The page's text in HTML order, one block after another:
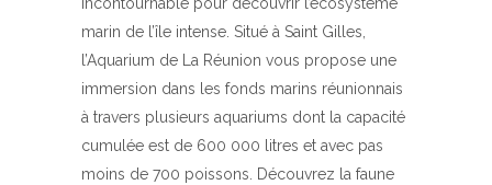
incontournable pour découvrir l’écosystème
marin de l’île intense. Situé à Saint Gilles,
l’Aquarium de La Réunion vous propose une
immersion dans les fonds marins réunionnais
à travers plusieurs aquariums dont la capacité
cumulée est de 600 000 litres et avec pas
moins de 700 poissons. Découvrez la faune